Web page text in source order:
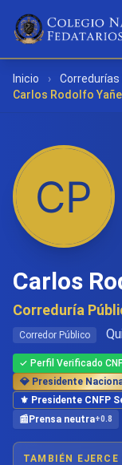
Inicio › Corredurías
Carlos Rodolfo
Carlos
Correduría
Corredor Público
✓ Perfil Verificado
💎 Presidente
⚜️ Presidente CNFP
📰 Prensa neutra+0.8
TAMBIÉN EJERCE